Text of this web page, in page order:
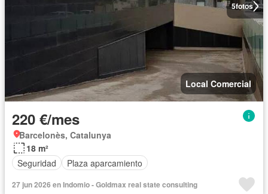
5fotos
Local Comercial
220 €/mes
Barcelonès, Catalunya
18 m²
Seguridad
Plaza aparcamiento
27 jun 2026 en Indomio - Goldmax real state consulting